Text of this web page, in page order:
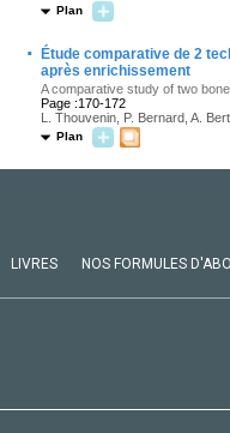
Plan
·
Étude comparative de 2
après enrichissement
A comparative study of two
Page :170-172
L. Thouvenin, P. Bernard, A.
Plan
LIVRES NOS FORMULES